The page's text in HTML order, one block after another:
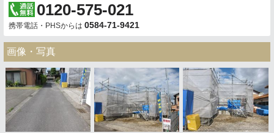
0120-575-021
携帯電話・PHSからは 0584-71-9421
画像・写真